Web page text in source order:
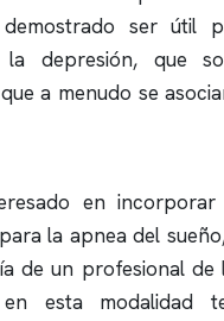
ser útil
depresión, que
a menudo se
en
la apnea del sueño
de un profesional de
esta modalidad